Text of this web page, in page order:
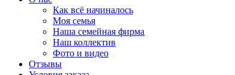
Как всё начиналось
Моя семья
Наша семейная фирма
Наш коллектив
Фото и видео
Отзывы